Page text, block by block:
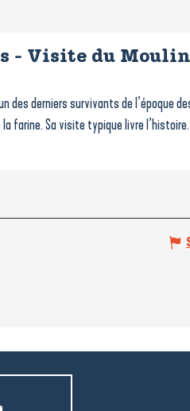
- Visite du
des derniers survivants de l’époque
farine. Sa visite typique livre